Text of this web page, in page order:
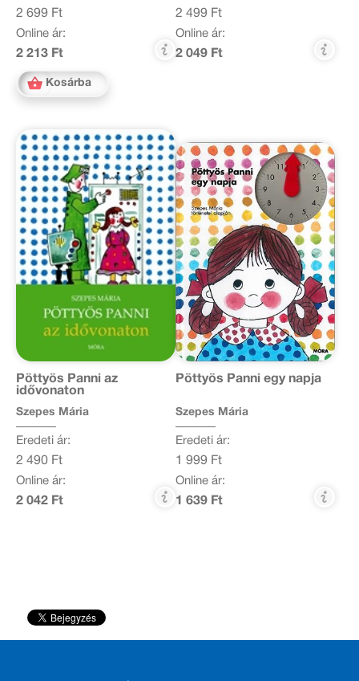
2 699 Ft
Online ár:
2 213 Ft
Kosárba
2 499 Ft
Online ár:
2 049 Ft
Pöttyös Panni az
idővonaton
Szepes Mária
Eredeti ár:
2 490 Ft
Online ár:
2 042 Ft
Pöttyös Panni egy napja
Szepes Mária
Eredeti ár:
1 999 Ft
Online ár:
1 639 Ft